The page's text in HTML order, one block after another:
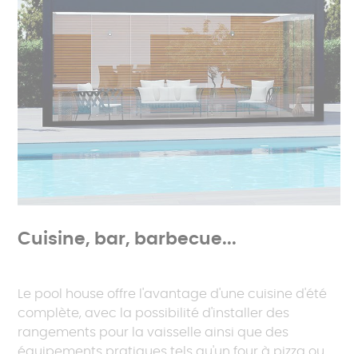
Cuisine, bar, barbecue...
Le pool house offre l'avantage d'une cuisine d'été
complète, avec la possibilité d'installer des
rangements pour la vaisselle ainsi que des